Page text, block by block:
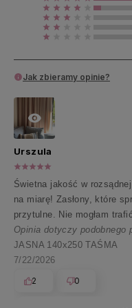
Jak zbieramy opinie?
Urszula
Świetna jakość w
na miarę! Zasłony, które
przytulne. Nie mogłam
Opinia dotyczy podobnego
JASNA 140x250 TAŚMA
7/22/2026
2
0